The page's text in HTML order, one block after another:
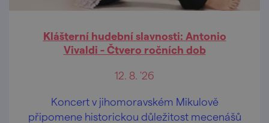
Klášterní hudební slavnosti: Antonio
Vivaldi - Čtvero ročních dob
12. 8. '26
Koncert v jihomoravském Mikulově
připomene historickou důležitost mecenášů